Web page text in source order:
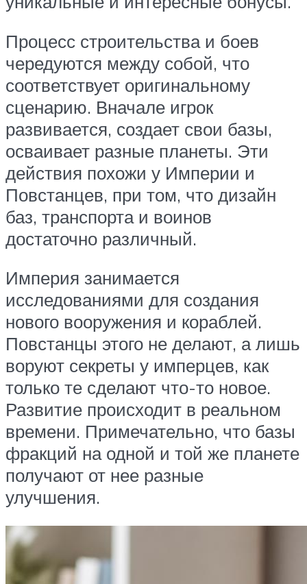
Процесс строительства и боев
чередуются между собой, что
соответствует оригинальному
сценарию. Вначале игрок
развивается, создает свои базы,
осваивает разные планеты. Эти
действия похожи у Империи и
Повстанцев, при том, что дизайн
баз, транспорта и воинов
достаточно различный.
Империя занимается
исследованиями для создания
нового вооружения и кораблей.
Повстанцы этого не делают, а лишь
воруют секреты у имперцев, как
только те сделают что-то новое.
Развитие происходит в реальном
времени. Примечательно, что базы
фракций на одной и той же планете
получают от нее разные
улучшения.